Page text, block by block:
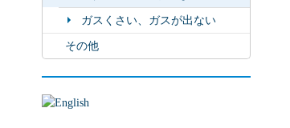
ガスくさい、ガスが出ない
その他